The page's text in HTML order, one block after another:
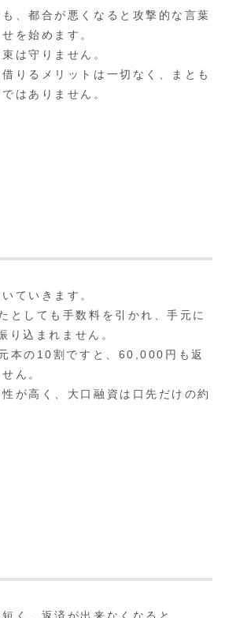
、都合が悪くなると攻撃的な言葉
を始めます。
は守りません。
りるメリットは一切なく、まとも
はありません。
ていきます。
としても手数料を引かれ、手元に
込まれません。
本の10割ですと、60,000円も返
ん。
が高く、大口融資は口先だけの約